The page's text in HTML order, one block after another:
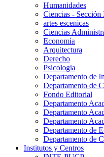
Humanidades
Ciencias - Sección
artes escenicas
Ciencias
Economía
Arquitectura
Derecho
Psicologia
Departamento de
Departamento de
Fondo Editorial
Departamento
Departamento
Departamento
Departamento de
Departamento de
Institutos y Centros